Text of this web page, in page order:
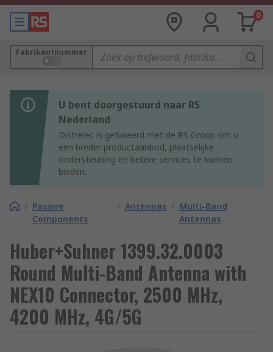
0
Fabrikantnummer
U bent doorgestuurd naar RS
Nederland
Distrelec is gefuseerd met de RS Group om u
een breder productaanbod, plaatselijke
ondersteuning en betere services te kunnen
bieden.
/ Passive
Components
/ Antennas / Multi-Band
Antennas
Huber+Suhner 1399.32.0003
Round Multi-Band Antenna with
NEX10 Connector, 2500 MHz,
4200 MHz, 4G/5G